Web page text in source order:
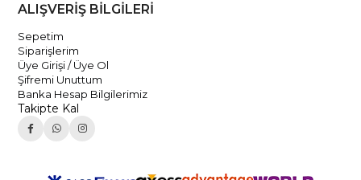
ALIŞVERİŞ BİLGİLERİ
Sepetim
Siparişlerim
Üye Girişi / Üye Ol
Şifremi Unuttum
Banka Hesap Bilgilerimiz
Takipte Kal